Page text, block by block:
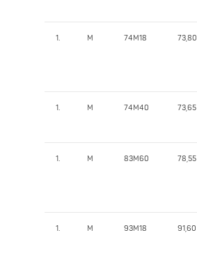
1. M 74M18 73,80
1. M 74M40 73,65
1. M 83M60 78,55
1. M 93M18 91,60